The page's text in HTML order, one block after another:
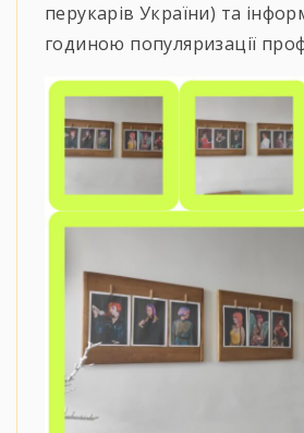
перукарів України) та
годиною популяризації